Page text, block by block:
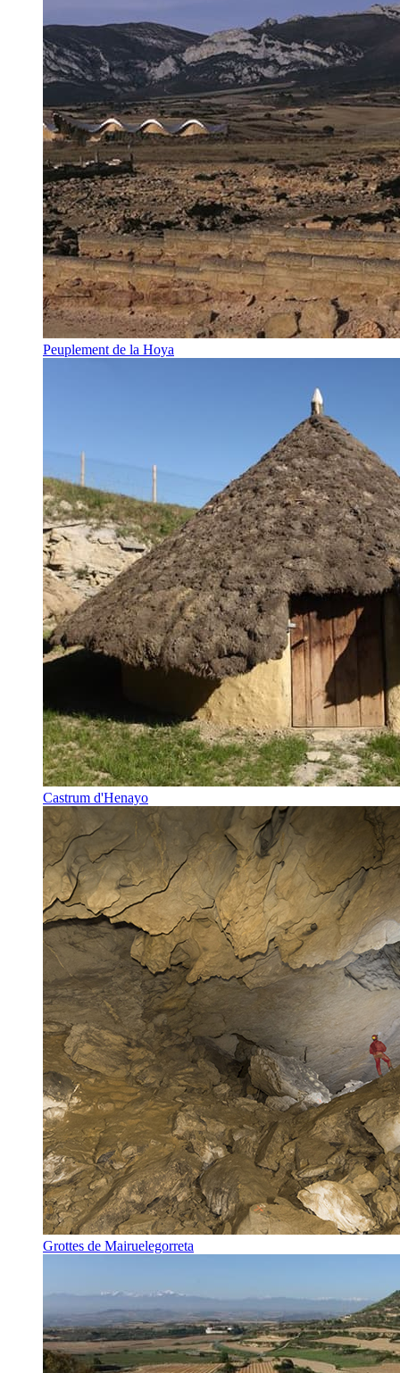
Peuplement de la Hoya
Castrum d'Henayo
Grottes de Mairuelegorreta